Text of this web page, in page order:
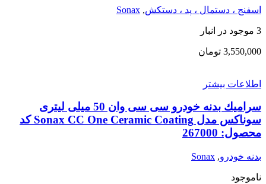
اسفنج ، دستمال ، پد ، دستکش,
Sonax
3 موجود در انبار
3,550,000 تومان
اطلاعات بیشتر
سراميك بدنه خودرو سی سی وان 50 میلی لیتری
سوناكس مدل Sonax CC One Ceramic Coating کد
محصول: 267000
بدنه خودرو,
Sonax
ناموجود